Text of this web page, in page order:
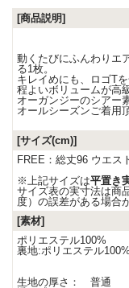
[商品説明]
動くたびにふんわりエ
る1枚。
キレイめにも、ロゴT
程よいボリュームが高
オーガンジーのシアー
オールシーズンご着用
[サイズ(cm)]
FREE：総丈96 ウエス
※上記サイズは平置き
サイズ表の実寸法は商
度）の誤差がある場合
[素材]
ポリエステル100%
裏地:ポリエステル100%
生地の厚さ： 普通